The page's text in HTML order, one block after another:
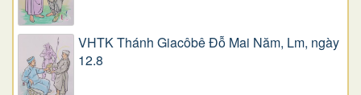
VHTK Thánh Giacôbê Ðỗ Mai Năm, Lm, ngày
12.8